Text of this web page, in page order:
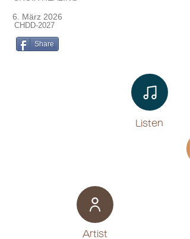
6. März 2026
CHDD-2027
Share
Listen​
​Artist